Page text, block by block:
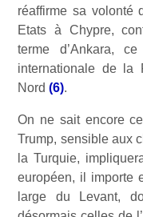
réaffirme sa volonté
Etats à Chypre,
terme d’Ankara,
internationale de la
Nord(6).
On ne sait encore
Trump, sensible aux
la Turquie,
européen, il importe
large du Levant,